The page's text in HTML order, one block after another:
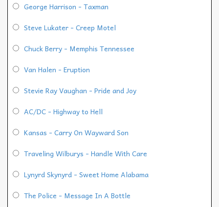
George Harrison - Taxman
Steve Lukater - Creep Motel
Chuck Berry - Memphis Tennessee
Van Halen - Eruption
Stevie Ray Vaughan - Pride and Joy
AC/DC - Highway to Hell
Kansas - Carry On Wayward Son
Traveling Wilburys - Handle With Care
Lynyrd Skynyrd - Sweet Home Alabama
The Police - Message In A Bottle